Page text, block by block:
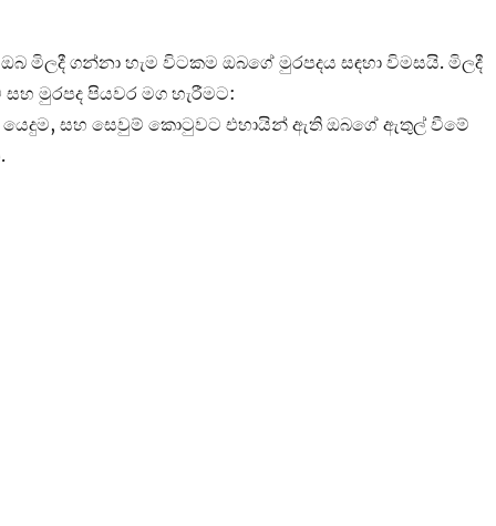
ඔබ මිලදී ගන්නා හැම විටකම ඔබගේ මුරපදය සඳහා විමසයි. මිලදී
මුරපද පියවර මග හැරීමට:
යෙදුම, සහ සෙවුම් කොටුවට එහායින් ඇති ඔබගේ ඇතුල් වීමේ